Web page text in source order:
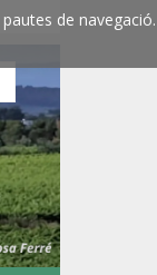
de navegació.